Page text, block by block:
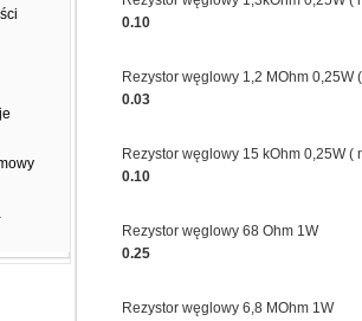
0.10
Rezystor węglowy 1,2 MOhm 0,25W
0.03
Rezystor węglowy 15 kOhm 0,25W (
0.10
Rezystor węglowy 68 Ohm 1W
0.25
Rezystor węglowy 6,8 MOhm 1W